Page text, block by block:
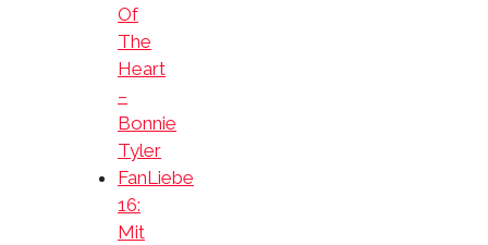
Of
The
Heart
–
Bonnie
Tyler
FanLiebe
16:
Mit